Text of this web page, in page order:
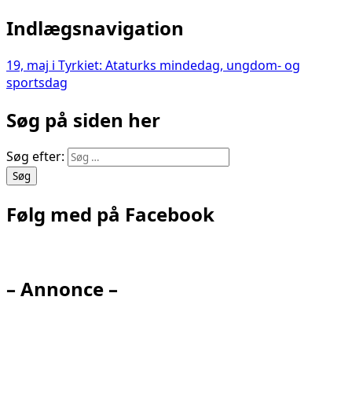
Indlægsnavigation
19, maj i Tyrkiet: Ataturks mindedag, ungdom- og
sportsdag
Søg på siden her
Søg efter:
Følg med på Facebook
– Annonce –